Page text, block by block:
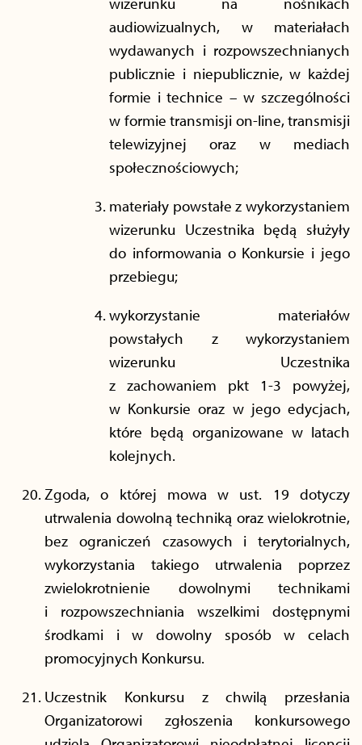
audiowizualnych, w materiałach
wydawanych i rozpowszechnianych
publicznie i niepublicznie, w każdej
formie i technice – w szczególności
w formie transmisji on-line, transmisji
telewizyjnej oraz w mediach
społecznościowych;
materiały powstałe z wykorzystaniem
wizerunku Uczestnika będą służyły
do informowania o Konkursie i jego
przebiegu;
wykorzystanie materiałów
powstałych z wykorzystaniem
wizerunku Uczestnika
z zachowaniem pkt 1-3 powyżej,
w Konkursie oraz w jego edycjach,
które będą organizowane w latach
kolejnych.
Zgoda, o której mowa w ust. 19 dotyczy
utrwalenia dowolną techniką oraz wielokrotnie,
bez ograniczeń czasowych i terytorialnych,
wykorzystania takiego utrwalenia poprzez
zwielokrotnienie dowolnymi technikami
i rozpowszechniania wszelkimi dostępnymi
środkami i w dowolny sposób w celach
promocyjnych Konkursu.
Uczestnik Konkursu z chwilą przesłania
Organizatorowi zgłoszenia konkursowego